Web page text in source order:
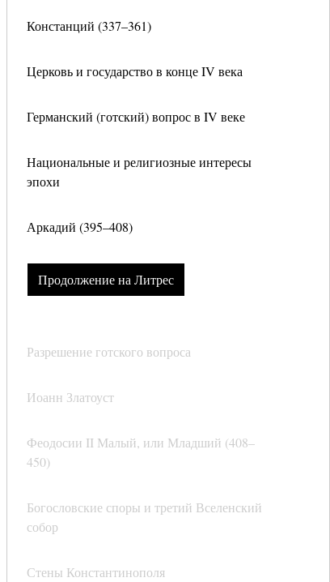
Констанций (337–361)
Церковь и государство в конце IV века
Германский (готский) вопрос в IV веке
Национальные и религиозные интересы
эпохи
Аркадий (395–408)
Продолжение на Литрес
Разрешение готского вопроса
Иоанн Златоуст
Феодосии II Малый, или Младший (408–
450)
Богословские споры и третий Вселенский
собор
Стены Константинополя